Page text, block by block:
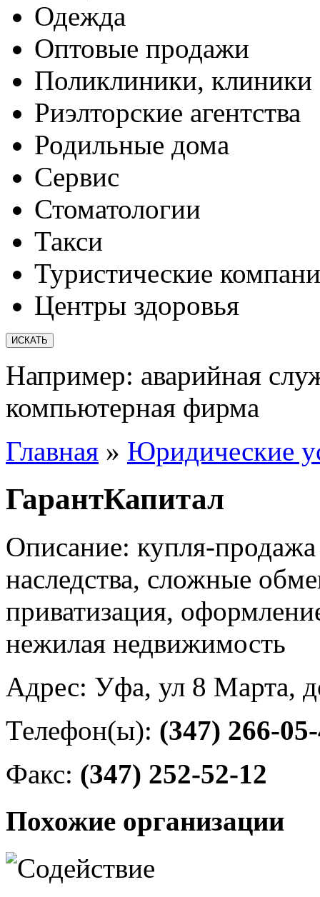
Одежда
Оптовые продажи
Поликлиники, клиники
Риэлторские агентства
Родильные дома
Сервис
Стоматологии
Такси
Туристические
Центры здоровья
Например: аварийная
компьютерная фирма
Главная » Юридические
ГарантКапитал
Описание: купля-
наследства, сложные
приватизация,
нежилая недвижимость
Адрес: Уфа, ул 8 Марта,
Телефон(ы): (347) 266-
Факс: (347) 252-52-12
Похожие организации